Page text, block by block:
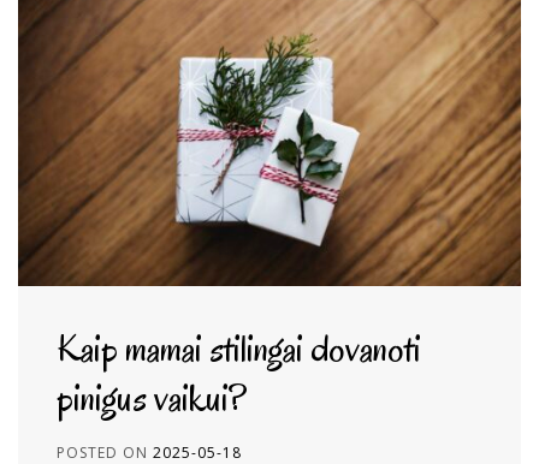
Kaip mamai stilingai dovanoti
pinigus vaikui?
POSTED ON 2025-05-18